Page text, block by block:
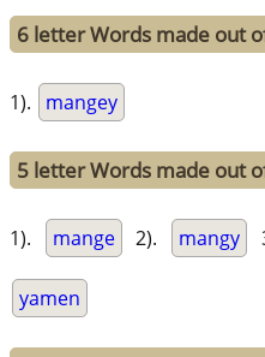
6 letter Words made out
1). mangey
5 letter Words made out
1). mange 2). mangy
yamen